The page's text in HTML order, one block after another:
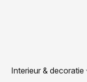
Interieur & decoratie